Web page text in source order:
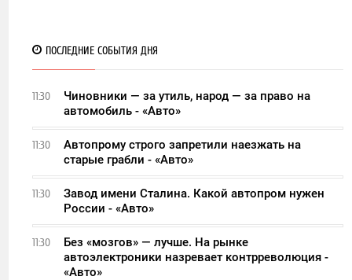
ПОСЛЕДНИЕ СОБЫТИЯ ДНЯ
11:30
Чиновники — за утиль, народ — за право на
автомобиль - «Авто»
11:30
Автопрому строго запретили наезжать на
старые грабли - «Авто»
11:30
Завод имени Сталина. Какой автопром нужен
России - «Авто»
11:30
Без «мозгов» — лучше. На рынке
автоэлектроники назревает контрреволюция -
«Авто»